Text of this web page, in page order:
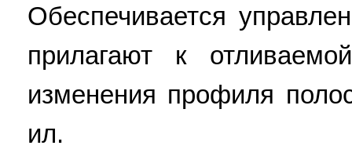
Обеспечивается
прилагают к
изменения профиля
ил.